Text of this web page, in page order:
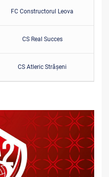
FC Constructorul Leova
CS Real Succes
CS Atleric Strășeni